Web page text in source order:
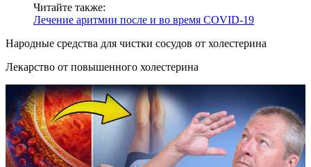
Читайте также:
Лечение аритмии после и во время COVID-19
Народные средства для чистки сосудов от холестерина
Лекарство от повышенного холестерина